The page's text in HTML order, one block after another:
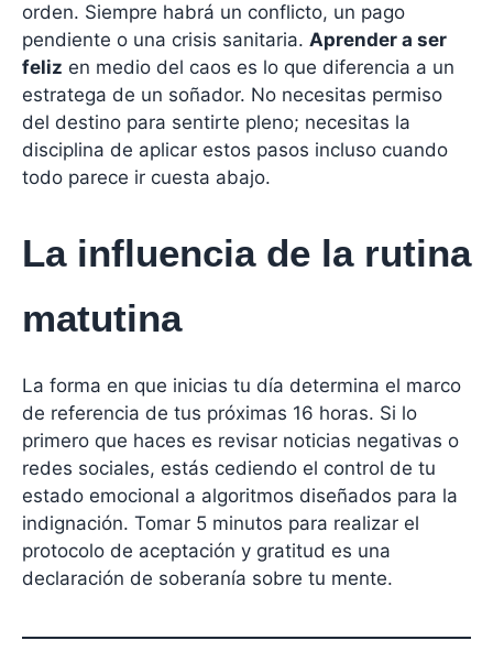
orden. Siempre habrá un conflicto, un pago
pendiente o una crisis sanitaria. Aprender a ser
feliz en medio del caos es lo que diferencia a un
estratega de un soñador. No necesitas permiso
del destino para sentirte pleno; necesitas la
disciplina de aplicar estos pasos incluso cuando
todo parece ir cuesta abajo.
La influencia de la rutina
matutina
La forma en que inicias tu día determina el marco
de referencia de tus próximas 16 horas. Si lo
primero que haces es revisar noticias negativas o
redes sociales, estás cediendo el control de tu
estado emocional a algoritmos diseñados para la
indignación. Tomar 5 minutos para realizar el
protocolo de aceptación y gratitud es una
declaración de soberanía sobre tu mente.